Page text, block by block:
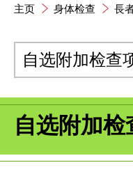
主页 身体检查 長
自选附加检查
自选附加检